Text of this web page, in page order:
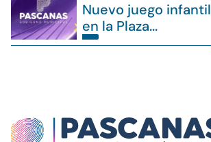
Nuevo juego infantil
en la Plaza...